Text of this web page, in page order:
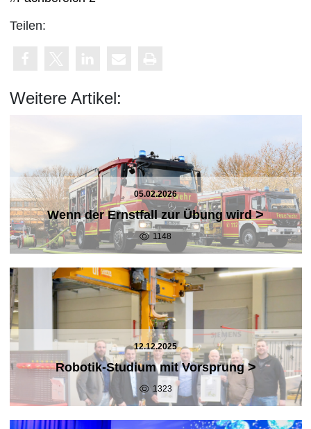
Teilen:
Weitere Artikel:
05.02.2026
Wenn der Ernstfall zur Übung wird>
1148
12.12.2025
Robotik-Studium mit Vorsprung>
1323